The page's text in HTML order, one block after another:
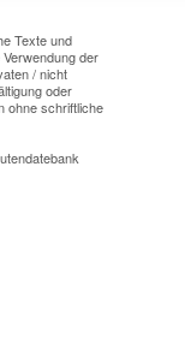
Texte und
der
/ nicht
oder
ohne schriftliche